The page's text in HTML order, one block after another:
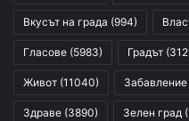
Вкусът на града (994)
Гласове (5983) Градът
Живот (11040) Забавление
Здраве (3890) Зелен град